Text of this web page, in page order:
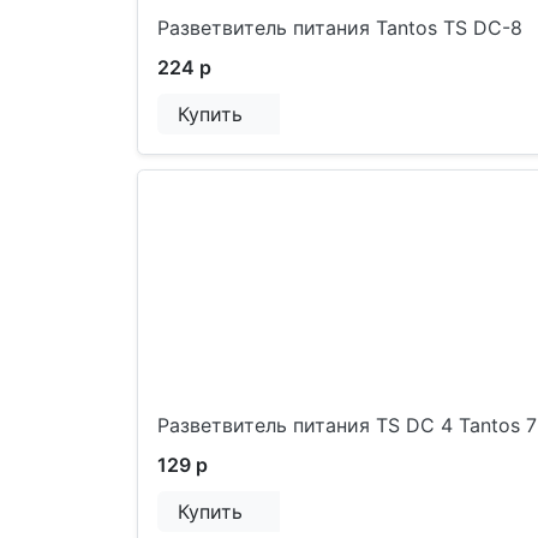
Разветвитель питания Tantos TS DC-8
224 р
Купить
Разветвитель питания TS DC 4 Tantos
129 р
Купить